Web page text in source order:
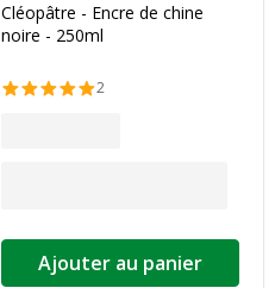
Cléopâtre - Encre de chine
noire - 250ml
2
Ajouter au panier